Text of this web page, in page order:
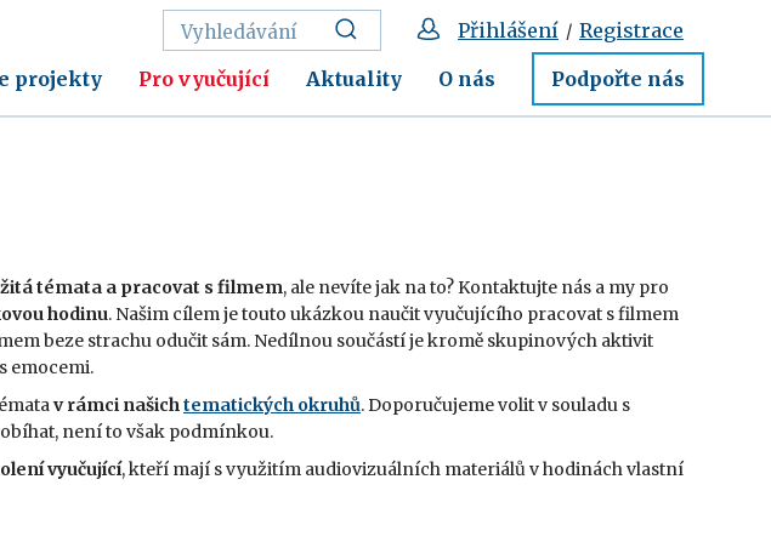
projekty Pro vyučující Aktuality O nás Podpořte nás
Přihlášení / Registrace
témata a pracovat s filmem, ale nevíte jak na to? Kontaktujte nás a my pro
hodinu. Našim cílem je touto ukázkou naučit vyučujícího pracovat s filmem
beze strachu odučit sám. Nedílnou součástí je kromě skupinových aktivit
emocemi.
v rámci našichtematických okruhů. Doporučujeme volit v souladu s
není to však podmínkou.
vyučující, kteří mají s využitím audiovizuálních materiálů v hodinách vlastní